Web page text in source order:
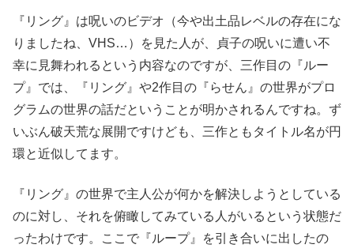
『リング』は呪いのビデオ（今や出土品レベルの存在にな
りましたね、VHS…）を見た人が、貞子の呪いに遭い不
幸に見舞われるという内容なのですが、三作目の『ルー
プ』では、『リング』や2作目の『らせん』の世界がプロ
グラムの世界の話だということが明かされるんですね。ず
いぶん破天荒な展開ですけども、三作ともタイトル名が円
環と近似してます。
『リング』の世界で主人公が何かを解決しようとしている
のに対し、それを俯瞰してみている人がいるという状態だ
ったわけです。ここで『ループ』を引き合いに出したの